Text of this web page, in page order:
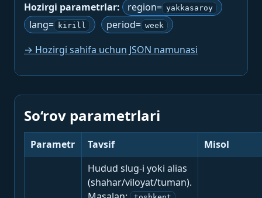
Hozirgi parametrlar: region= yakkasaroy
lang= kirill period= week
→ Hozirgi sahifa uchun JSON namunasi
So‘rov parametrlari
Parametr Tavsif Misol
Hudud slug-i yoki alias
(shahar/viloyat/tuman).